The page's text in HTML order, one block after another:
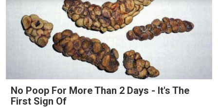
No Poop For More Than 2 Days - It's The
First Sign Of